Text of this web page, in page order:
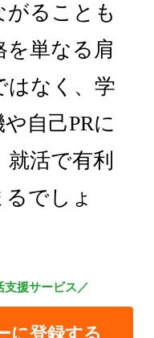
がることも
を単なる肩
はなく、学
自己PRに
活で有利
でしょ
支援サービス／
に登録する